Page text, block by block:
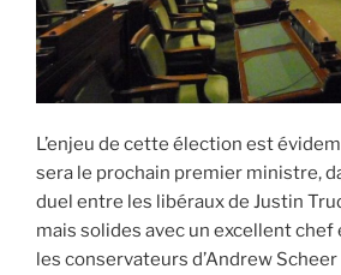
L’enjeu de cette élection est
sera le prochain premier ministre,
duel entre les libéraux de Justin
mais solides avec un excellent chef
les conservateurs d’Andrew